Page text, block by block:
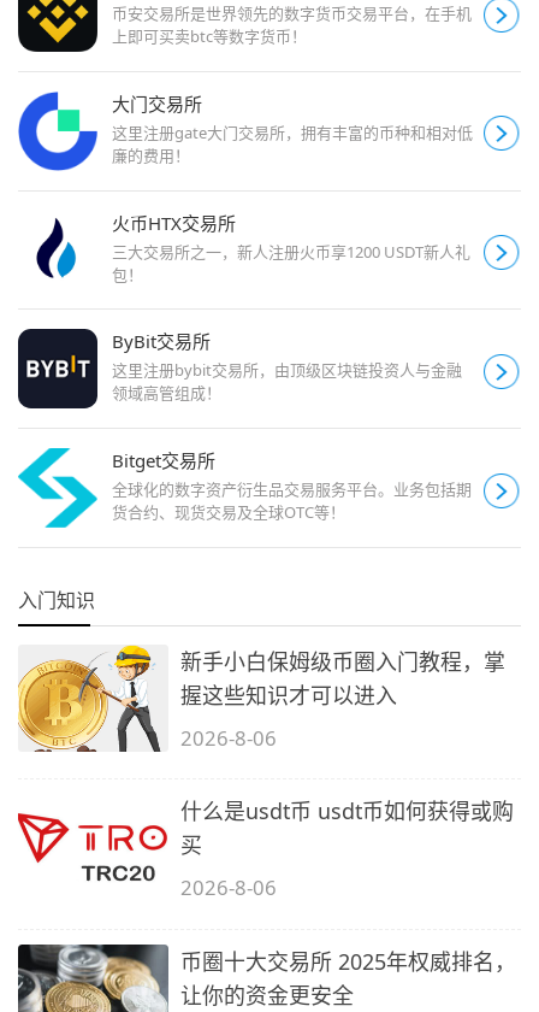
币安交易所是世界领先的数字货币交易平台，在手机
上即可买卖btc等数字货币！
大门交易所
这里注册gate大门交易所，拥有丰富的币种和相对低
廉的费用！
火币HTX交易所
三大交易所之一，新人注册火币享1200 USDT新人礼
包！
ByBit交易所
这里注册bybit交易所，由顶级区块链投资人与金融
领域高管组成！
Bitget交易所
全球化的数字资产衍生品交易服务平台。业务包括期
货合约、现货交易及全球OTC等！
入门知识
新手小白保姆级币圈入门教程，掌
握这些知识才可以进入
2026-8-06
什么是usdt币 usdt币如何获得或购
买
2026-8-06
币圈十大交易所 2025年权威排名，
让你的资金更安全